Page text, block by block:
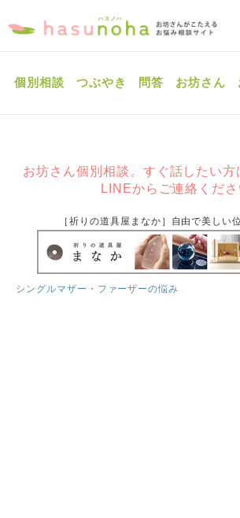
個別相談 つぶやき 問答 お坊さん
お坊さん個別相談。すぐ話したい
LINEからご連絡くださ
［祈りの道具屋まなか］自由で美しい
シングルマザー・ファーザーの悩み